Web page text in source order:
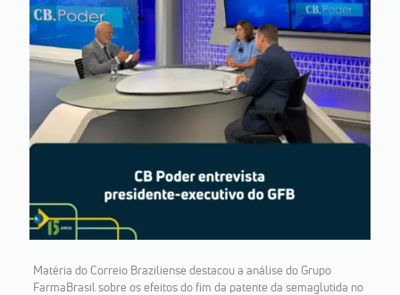
Matéria do Correio Braziliense destacou a análise do Grupo
FarmaBrasil sobre os efeitos do fim da patente da semaglutida no